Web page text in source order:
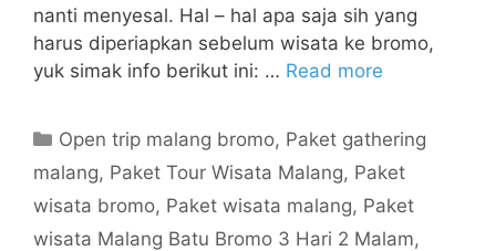
nanti menyesal. Hal – hal apa saja sih yang
harus diperiapkan sebelum wisata ke bromo,
yuk simak info berikut ini: … Read more
Open trip malang bromo, Paket gathering
malang, Paket Tour Wisata Malang, Paket
wisata bromo, Paket wisata malang, Paket
wisata Malang Batu Bromo 3 Hari 2 Malam,